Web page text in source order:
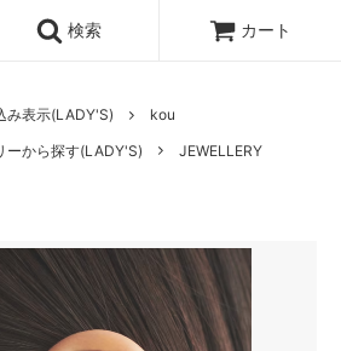
検索 カート
み表示(LADY'S)
kou
ーから探す(LADY'S)
JEWELLERY